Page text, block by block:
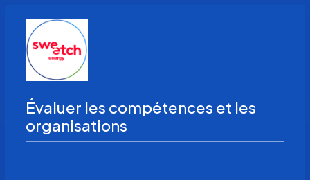
Évaluer les compétences et les
organisations